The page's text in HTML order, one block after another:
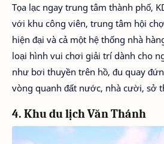
Tọa lạc ngay trung tâm thành phố,
với khu công viên, trung tâm hội
hiện đại và cả một hệ thống nhà
loại hình vui chơi giải trí dành cho
như bơi thuyền trên hồ, đu quay
vòng quanh đất nước, nhà cười, sở
4. Khu du lịch Văn Thánh